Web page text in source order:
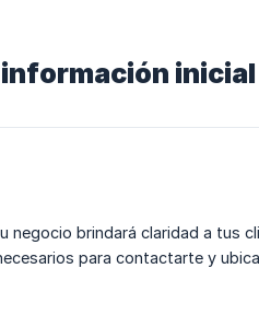
negocio brindará claridad a tus
para contactarte y